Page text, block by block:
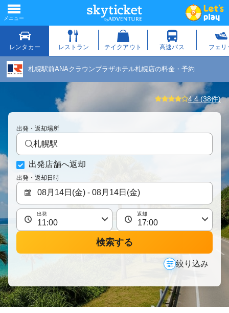
札幌駅前ANAクラウンプラザホテル札幌店の料金・予約
4.4 (38件)
出発・返却場所
札幌駅
出発店舗へ返却
出発・返却日時
出発 返却
検索する
絞り込み